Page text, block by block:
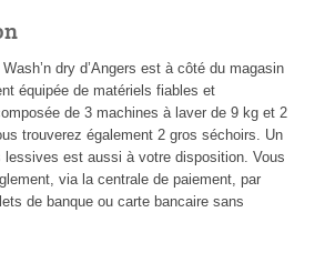
dry d’Angers est à côté du magasin
équipée de matériels fiables et
de 3 machines à laver de 9 kg et 2
trouverez également 2 gros séchoirs. Un
lessives est aussi à votre disposition. Vous
via la centrale de paiement, par
de banque ou carte bancaire sans